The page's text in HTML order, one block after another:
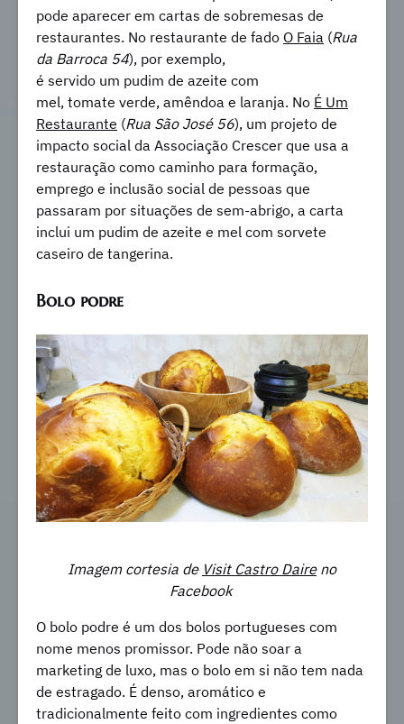
pode aparecer em cartas de sobremesas de
restaurantes. No restaurante de fado O Faia (Rua
da Barroca 54), por exemplo,
é servido um pudim de azeite com
mel, tomate verde, amêndoa e laranja. No É Um
Restaurante (Rua São José 56), um projeto de
impacto social da Associação Crescer que usa a
restauração como caminho para formação,
emprego e inclusão social de pessoas que
passaram por situações de sem-abrigo, a carta
inclui um pudim de azeite e mel com sorvete
caseiro de tangerina.
Bolo podre
Imagem cortesia de Visit Castro Daireno
Facebook
O bolo podre é um dos bolos portugueses com
nome menos promissor. Pode não soar a
marketing de luxo, mas o bolo em si não tem nada
de estragado. É denso, aromático e
tradicionalmente feito com ingredientes como